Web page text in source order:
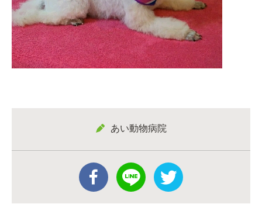
あい動物病院